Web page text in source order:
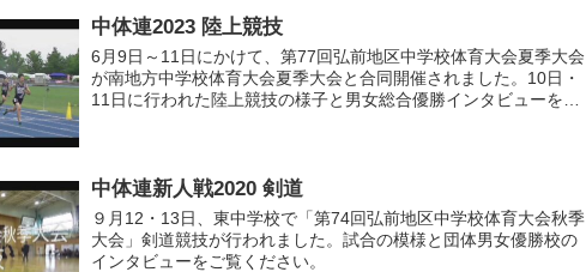
中体連2023 陸上競技
6月9日～11日にかけて、第77回弘前地区中学校体育大会夏季大会
が南地方中学校体育大会夏季大会と合同開催されました。10日・
11日に行われた陸上競技の様子と男女総合優勝インタビューをご
中体連新人戦2020 剣道
９月12・13日、東中学校で「第74回弘前地区中学校体育大会秋季
大会」剣道競技が行われました。試合の模様と団体男女優勝校の
インタビューをご覧ください。